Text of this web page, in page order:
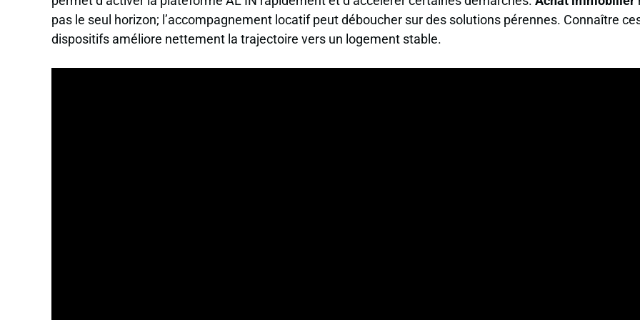
pas le seul horizon; l’accompagnement locatif peut déboucher sur des solutions pérennes. Connaître
dispositifs améliore nettement la trajectoire vers un logement stable.